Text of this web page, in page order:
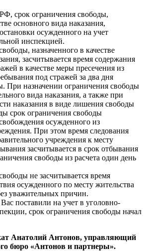
срок ограничения свободы,
основного вида наказания,
осужденного на учет
инспекцией.
назначенного в качестве
засчитывается время содержания
в качестве меры пресечения из
под стражей за два дня
При назначении ограничения свободы
вида наказания, а также при
наказания в виде лишения свободы
срок ограничения свободы
осужденного из
При этом время следования
учреждения к месту
засчитывается в срок отбывания
свободы из расчета один день
не засчитывается время
осужденного по месту жительства
уважительных причин.
поставили на учет в уголовно-
срок ограничения свободы начал
Анатолий Антонов, управляющий
бюро «Антонов и партнеры».